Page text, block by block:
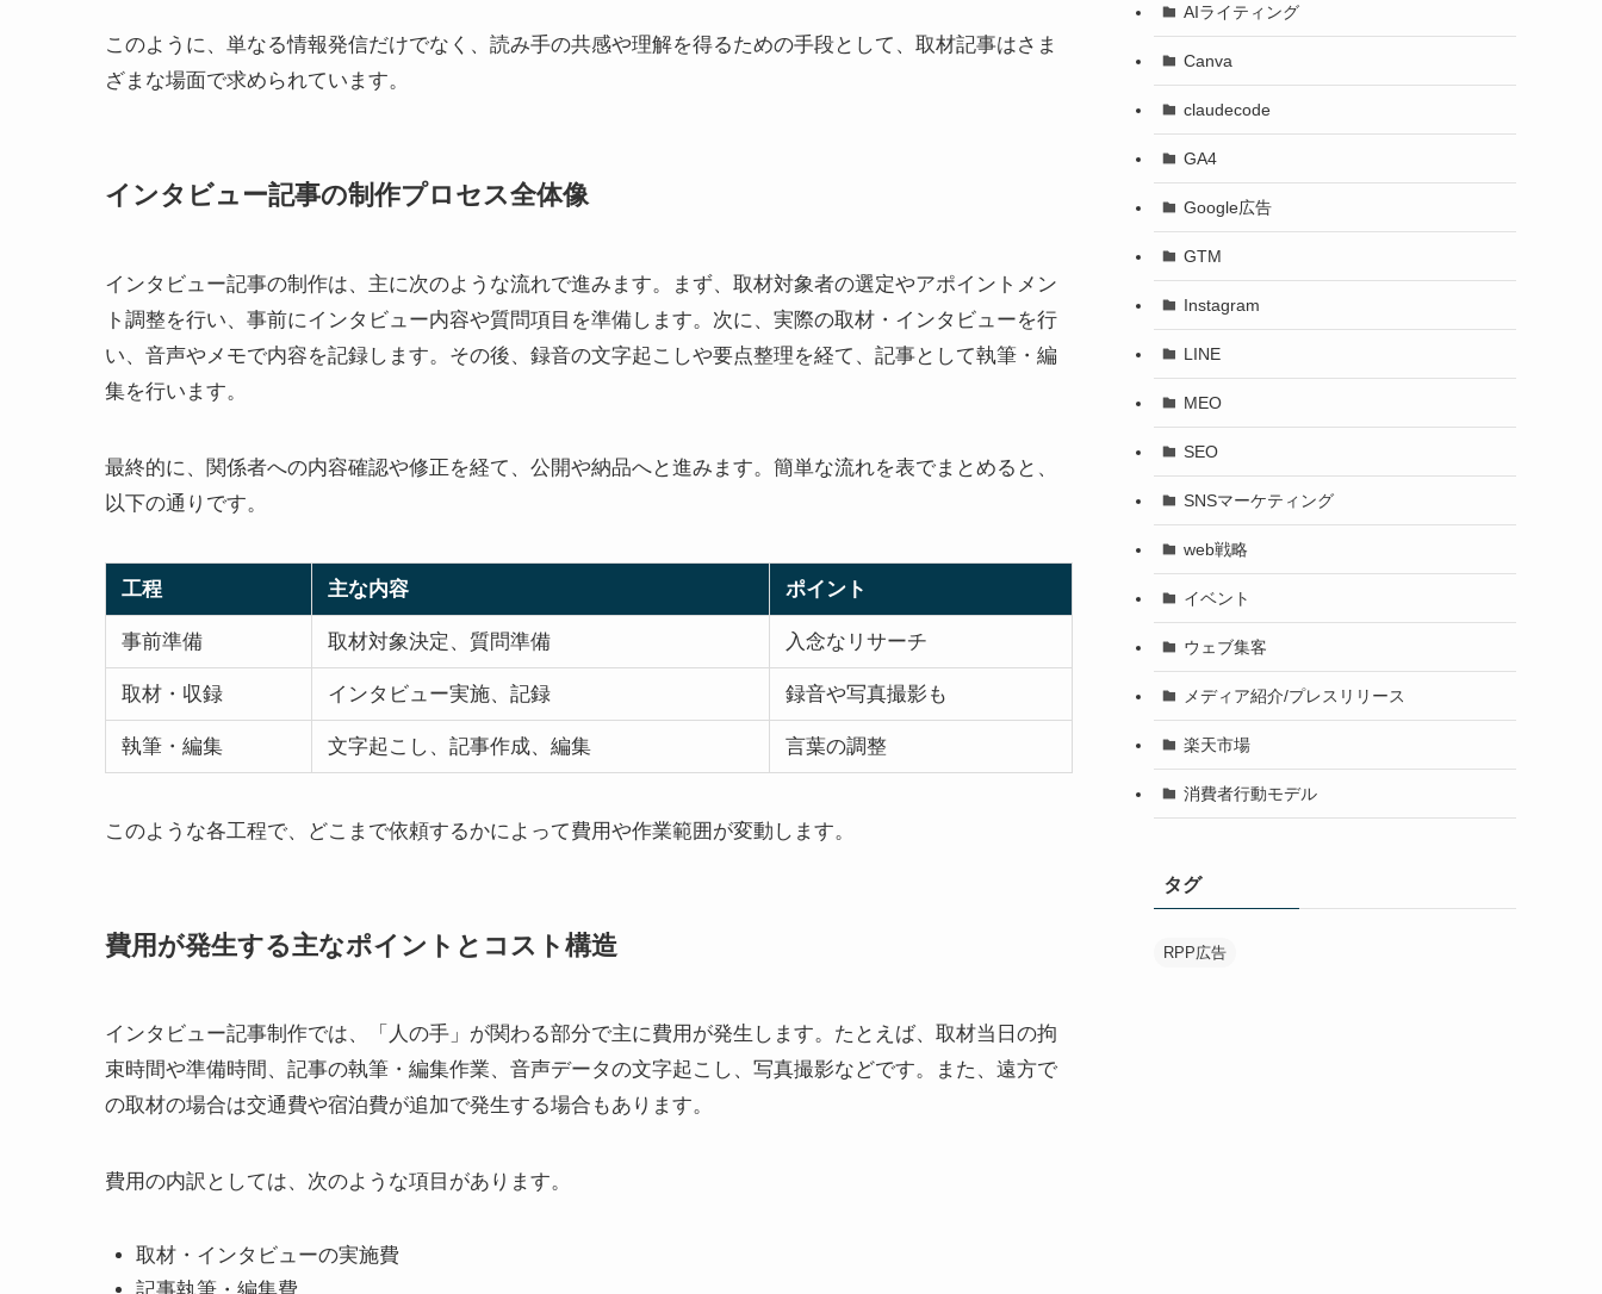
このように、単なる情報発信だけでなく、読み手の共感や理解を得るための手段として、取材記事はさま
ざまな場面で求められています。
インタビュー記事の制作プロセス全体像
インタビュー記事の制作は、主に次のような流れで進みます。まず、取材対象者の選定やアポイントメン
ト調整を行い、事前にインタビュー内容や質問項目を準備します。次に、実際の取材・インタビューを行
い、音声やメモで内容を記録します。その後、録音の文字起こしや要点整理を経て、記事として執筆・編
集を行います。
最終的に、関係者への内容確認や修正を経て、公開や納品へと進みます。簡単な流れを表でまとめると、
以下の通りです。
工程 主な内容 ポイント
事前準備 取材対象決定、質問準備 入念なリサーチ
取材・収録 インタビュー実施、記録 録音や写真撮影も
執筆・編集 文字起こし、記事作成、編集 言葉の調整
このような各工程で、どこまで依頼するかによって費用や作業範囲が変動します。
費用が発生する主なポイントとコスト構造
インタビュー記事制作では、「人の手」が関わる部分で主に費用が発生します。たとえば、取材当日の拘
束時間や準備時間、記事の執筆・編集作業、音声データの文字起こし、写真撮影などです。また、遠方で
の取材の場合は交通費や宿泊費が追加で発生する場合もあります。
費用の内訳としては、次のような項目があります。
取材・インタビューの実施費
AIライティング
Canva
claudecode
GA4
Google広告
GTM
Instagram
LINE
MEO
SEO
SNSマーケティング
web戦略
イベント
ウェブ集客
メディア紹介/プレスリリース
楽天市場
消費者行動モデル
タグ
RPP広告